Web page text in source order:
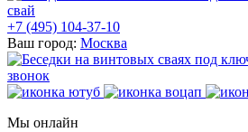
свай
+7 (495) 104-37-10
Ваш город: Москва
звонок
Мы онлайн